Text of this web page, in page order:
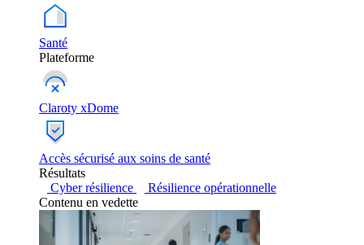
Santé
Plateforme
Claroty xDome
Accès sécurisé aux soins de santé
Résultats
Cyber résilience
Résilience opérationnelle
Contenu en vedette